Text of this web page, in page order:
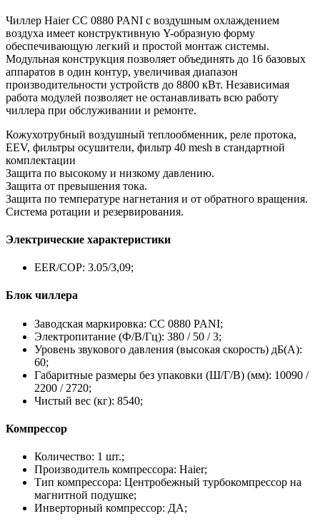
Чиллер Haier CC 0880 PANI с воздушным охлаждением
воздуха имеет конструктивную Y-образную форму
обеспечивающую легкий и простой монтаж системы.
Модульная конструкция позволяет объединять до 16 базовых
аппаратов в один контур, увеличивая диапазон
производительности устройств до 8800 кВт. Независимая
работа модулей позволяет не останавливать всю работу
чиллера при обслуживании и ремонте.
Кожухотрубный воздушный теплообменник, реле протока,
EEV, фильтры осушители, фильтр 40 mesh в стандартной
комплектации
Защита по высокому и низкому давлению.
Защита от превышения тока.
Защита по температуре нагнетания и от обратного вращения.
Система ротации и резервирования.
Электрические характеристики
EER/COP: 3.05/3,09;
Блок чиллера
Заводская маркировка: CC 0880 PANI;
Электропитание (Ф/В/Гц): 380 / 50 / 3;
Уровень звукового давления (высокая скорость) дБ(А):
60;
Габаритные размеры без упаковки (Ш/Г/В) (мм): 10090 /
2200 / 2720;
Чистый вес (кг): 8540;
Компрессор
Количество: 1 шт.;
Производитель компрессора: Haier;
Тип компрессора: Центробежный турбокомпрессор на
магнитной подушке;
Инверторный компрессор: ДА;